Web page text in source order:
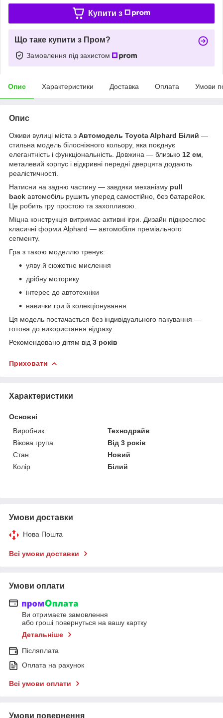
Купити з
Що таке купити з Пром?
Замовлення під захистом
Опис Характеристики Доставка Оплата Умови
Опис
Оживи вулиці міста з Автомодель Toyota Alphard Білий —
стильна модель білосніжного кольору, яка поєднує
елегантність і функціональність. Довжина — близько 12 см
металевий корпус і відкривні передні дверцята додають
реалістичності.
Натисни на задню частину — завдяки механізму pull
back автомобіль рушить уперед самостійно, без батарейок.
Це робить гру простою та захопливою.
Міцна конструкція витримає активні ігри. Дизайн підкреслює
класичні форми Alphard — автомобіля преміального
сегменту.
Гра з такою моделлю тренує:
уяву й сюжетне мислення
дрібну моторику
інтерес до автотехніки
навички гри й колекціонування
Ця модель постачається без індивідуального пакування —
готова до використання відразу.
Рекомендовано дітям від 3 років
Приховати
Характеристики
Основні
Виробник
Технодрайв
Вікова група
Від 3 років
Стан
Новий
Колір
Білий
Умови доставки
Нова Пошта
Всі умови доставки
Умови оплати
Ви отримаєте замовлення
або гроші повернуться на вашу картку
Детальніше
Післяплата
Оплата на рахунок
Всі умови оплати
Умови повернення